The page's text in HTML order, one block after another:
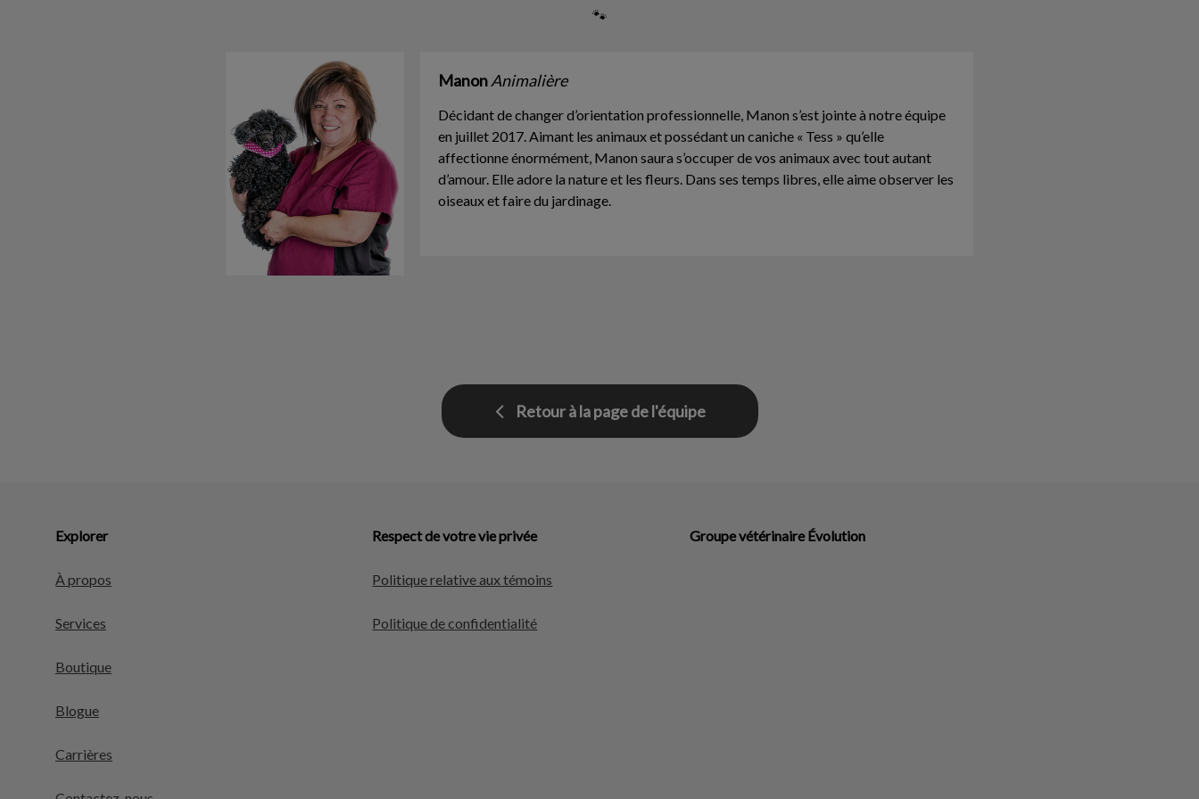
🐾
ManonAnimalière
Décidant de changer d’orientation professionnelle, Manon s’est jointe à notre équipe
en juillet 2017. Aimant les animaux et possédant un caniche « Tess » qu’elle
affectionne énormément, Manon saura s’occuper de vos animaux avec tout autant
d’amour. Elle adore la nature et les fleurs. Dans ses temps libres, elle aime observer les
oiseaux et faire du jardinage.
Retour à la page de l'équipe
Explorer
À propos
Services
Boutique
Blogue
Carrières
Respect de votre vie privée
Politique relative aux témoins
Politique de confidentialité
Groupe vétérinaire Évolution